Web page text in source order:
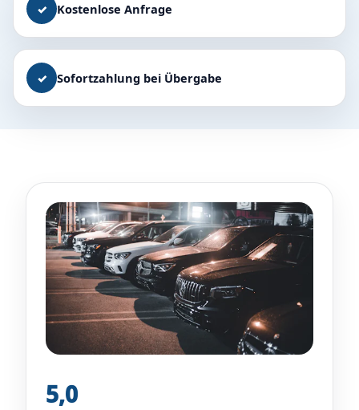
✓ Kostenlose Anfrage
✓ Sofortzahlung bei Übergabe
5,0